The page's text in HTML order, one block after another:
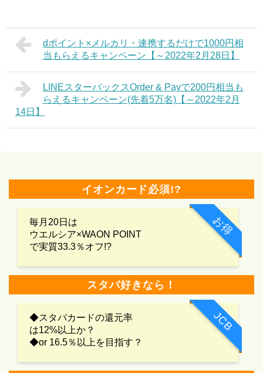
dポイント×メルカリ・連携するだけで1000円相
当もらえるキャンペーン【～2022年2月28日】
LINEスターバックスOrder & Payで200円相当も
らえるキャンペーン(先着5万名)【～2022年2月
14日】
イオンカード必須!?
お得
毎月20日は
ウエルシア×WAON POINT
で実質33.3％オフ!?
スタバ好きなら！
JCB
◆スタバカードの還元率
は12%以上か？
◆or 16.5％以上を目指す？